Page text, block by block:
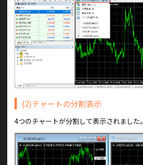
(2)チャートの分割表示
4つのチャートが分割して表示されました。